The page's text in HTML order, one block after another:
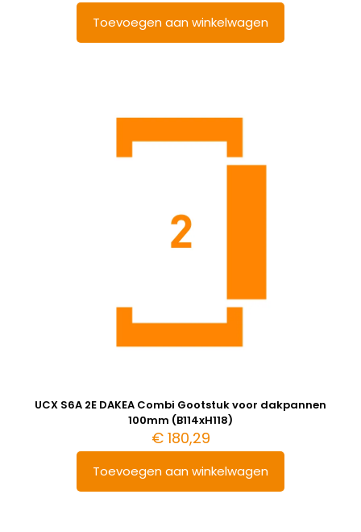
Toevoegen aan winkelwagen
UCX S6A 2E DAKEA Combi Gootstuk voor dakpannen
100mm (B114xH118)
€180,29
Toevoegen aan winkelwagen